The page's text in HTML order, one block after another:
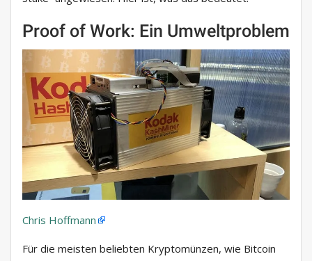
Proof of Work: Ein Umweltproblem
Chris Hoffmann
Für die meisten beliebten Kryptomünzen, wie Bitcoin